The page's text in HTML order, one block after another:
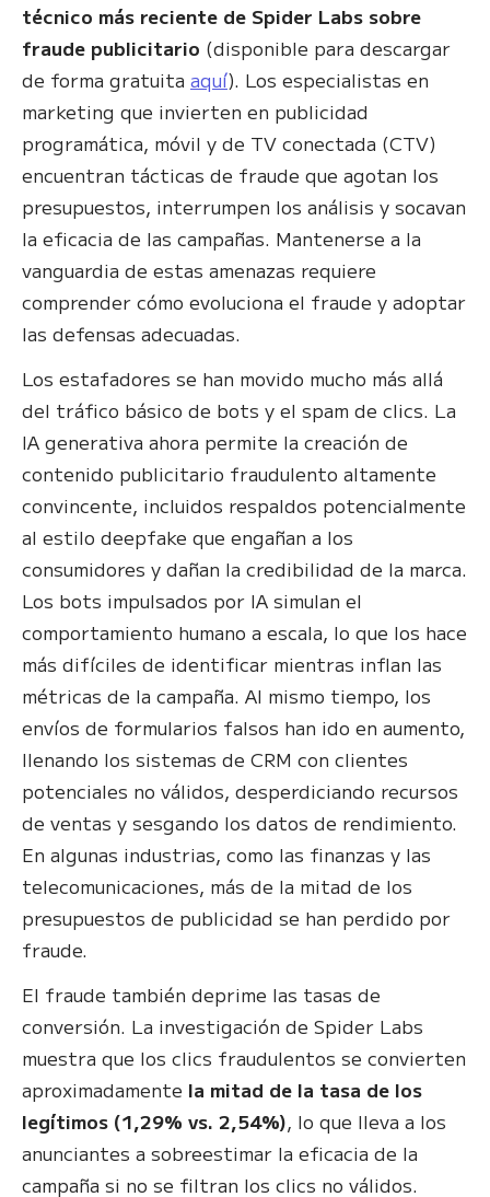
técnico más reciente de Spider Labs sobre
fraude publicitario (disponible para descargar
de forma gratuita aquí). Los especialistas en
marketing que invierten en publicidad
programática, móvil y de TV conectada (CTV)
encuentran tácticas de fraude que agotan los
presupuestos, interrumpen los análisis y socavan
la eficacia de las campañas. Mantenerse a la
vanguardia de estas amenazas requiere
comprender cómo evoluciona el fraude y adoptar
las defensas adecuadas.
Los estafadores se han movido mucho más allá
del tráfico básico de bots y el spam de clics. La
IA generativa ahora permite la creación de
contenido publicitario fraudulento altamente
convincente, incluidos respaldos potencialmente
al estilo deepfake que engañan a los
consumidores y dañan la credibilidad de la marca.
Los bots impulsados por IA simulan el
comportamiento humano a escala, lo que los hace
más difíciles de identificar mientras inflan las
métricas de la campaña. Al mismo tiempo, los
envíos de formularios falsos han ido en aumento,
llenando los sistemas de CRM con clientes
potenciales no válidos, desperdiciando recursos
de ventas y sesgando los datos de rendimiento.
En algunas industrias, como las finanzas y las
telecomunicaciones, más de la mitad de los
presupuestos de publicidad se han perdido por
fraude.
El fraude también deprime las tasas de
conversión. La investigación de Spider Labs
muestra que los clics fraudulentos se convierten
aproximadamente la mitad de la tasa de los
legítimos (1,29% vs. 2,54%), lo que lleva a los
anunciantes a sobreestimar la eficacia de la
campaña si no se filtran los clics no válidos.